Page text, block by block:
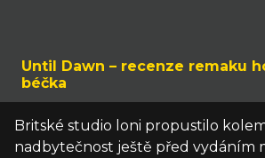
Until Dawn – recenze remaku
béčka
Britské studio loni propustilo
nadbytečnost ještě před vydáním